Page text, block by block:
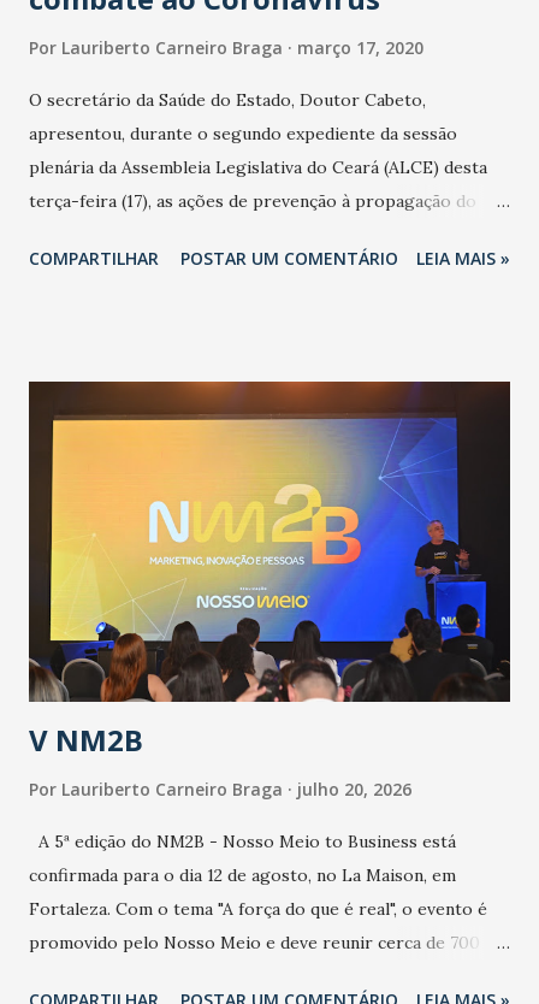
Por Lauriberto Carneiro Braga março 17, 2020
O secretário da Saúde do Estado, Doutor Cabeto,
apresentou, durante o segundo expediente da sessão
plenária da Assembleia Legislativa do Ceará (ALCE) desta
terça-feira (17), as ações de prevenção à propagação do
adotadas pelo Governo do Estado na contenção da
população suspeita e de cuidados com os ambientes
públicos e domiciliares. “Nós não estamos vivendo uma
epidemia comum, como temos em todos os anos, com
aumento de casos de dengue, influenza ou H1N1. Trata-se
de uma epidemia com um vírus diferente, com um poder de
contaminação maior que outros coronavírus”, apontou o
secretário. Segundo ele, é uma epidemia com chance de
contaminação alta, podendo gerar um grande risco à
população e ao sistema de saúde. “Precisamos saber fazer a
estratificação do risco da doença, para não so...
COMPARTILHAR POSTAR UM COMENTÁRIO LEIA MAIS »
V NM2B
Por Lauriberto Carneiro Braga julho 20, 2026
A 5ª edição do NM2B - Nosso Meio to Business está
confirmada para o dia 12 de agosto, no La Maison, em
Fortaleza. Com o tema "A força do que é real", o evento é
promovido pelo Nosso Meio e deve reunir cerca de 700